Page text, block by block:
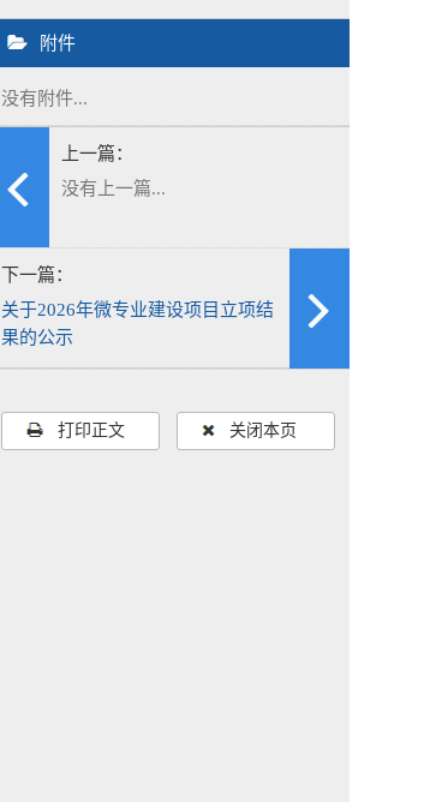
附件
没有附件...
上一篇：
没有上一篇...
下一篇：
关于2026年微专业建设项目立项结
果的公示
打印正文 关闭本页